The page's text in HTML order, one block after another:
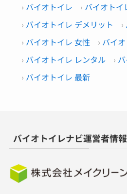
バイオトイレ
バイオトイ
バイオトイレ デメリット
バイオトイレ 女性
バイ
バイオトイレ レンタル
バイオトイレ 最新
バイオトイレナビ運営者情報